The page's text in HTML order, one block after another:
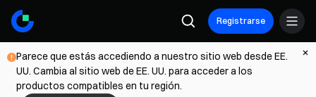
Registrarse
Parece que estás accediendo a nuestro sitio web desde EE.
UU. Cambia al sitio web de EE. UU. para acceder a los
productos compatibles en tu región.